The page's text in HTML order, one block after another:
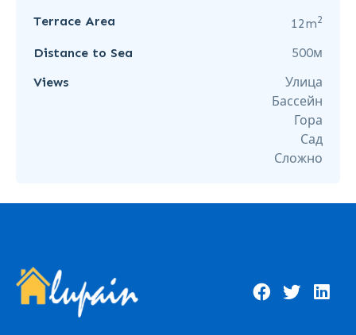
Terrace Area 12m2
Distance to Sea
500м
Views
Улица
Бассейн
Гора
Сад
Сложно